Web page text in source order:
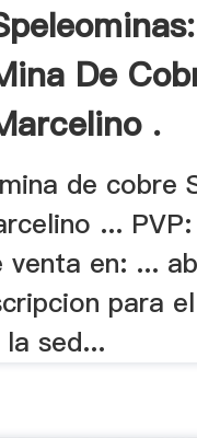
De
.
de cobre
...
venta en: ...
para
la sed...